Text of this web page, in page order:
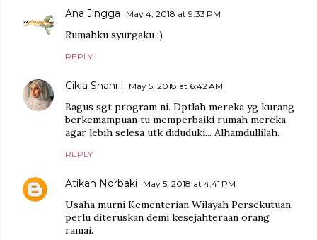
Ana Jingga May 4, 2018 at 9:33 PM
Rumahku syurgaku :)
REPLY
Cikla Shahril May 5, 2018 at 6:42 AM
Bagus sgt program ni. Dptlah mereka yg kurang
berkemampuan tu memperbaiki rumah mereka
agar lebih selesa utk diduduki... Alhamdullilah.
REPLY
Atikah Norbaki May 5, 2018 at 4:41 PM
Usaha murni Kementerian Wilayah Persekutuan
perlu diteruskan demi kesejahteraan orang
ramai.